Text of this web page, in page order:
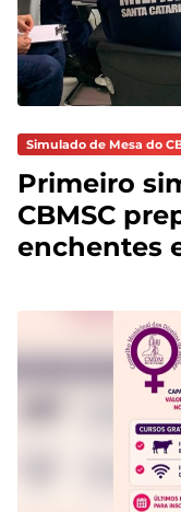
Simulado de Mesa do
Primeiro
CBMSC
enchentes